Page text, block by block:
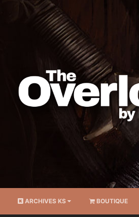
ARCHIVES KS BOUTIQUE